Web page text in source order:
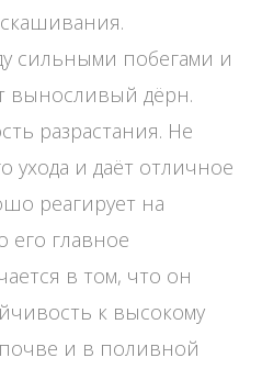
сильными побегами и
выносливый дёрн.
разрастания. Не
ухода и даёт отличное
реагирует на
главное
в том, что он
к высокому
и в поливной